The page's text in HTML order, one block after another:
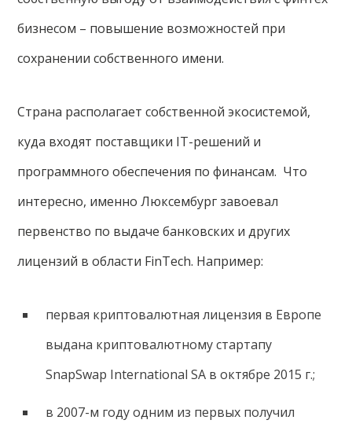
бизнесом – повышение возможностей при
сохранении собственного имени.
Страна располагает собственной экосистемой,
куда входят поставщики IT-решений и
программного обеспечения по финансам. Что
интересно, именно Люксембург завоевал
первенство по выдаче банковских и других
лицензий в области FinTech. Например:
первая криптовалютная лицензия в Европе
выдана криптовалютному стартапу
SnapSwap International SA в октябре 2015 г.;
в 2007-м году одним из первых получил